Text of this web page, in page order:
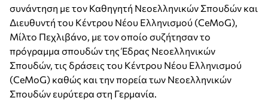
συνάντηση με τον Καθηγητή Νεοελληνικών Σπουδών και
Διευθυντή του Κέντρου Νέου Ελληνισμού (CeMoG),
Μίλτο Πεχλιβάνο, με τον οποίο συζήτησαν το
πρόγραμμα σπουδών της Έδρας Νεοελληνικών
Σπουδών, τις δράσεις του Κέντρου Νέου Ελληνισμού
(CeMoG) καθώς και την πορεία των Νεοελληνικών
Σπουδών ευρύτερα στη Γερμανία.